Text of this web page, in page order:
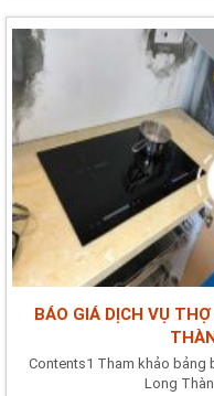
BÁO GIÁ DỊCH VỤ
Contents1 Tham khảo bảng
Long